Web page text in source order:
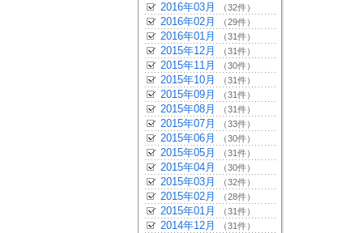
2016年03月 （32件）
2016年02月 （29件）
2016年01月 （31件）
2015年12月 （31件）
2015年11月 （30件）
2015年10月 （31件）
2015年09月 （31件）
2015年08月 （31件）
2015年07月 （33件）
2015年06月 （30件）
2015年05月 （31件）
2015年04月 （30件）
2015年03月 （32件）
2015年02月 （28件）
2015年01月 （31件）
2014年12月 （31件）